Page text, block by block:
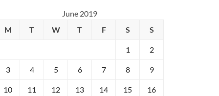
June 2019
M
T W T F S S
1 2
3 4 5 6 7 8 9
10 11 12 13 14 15 16